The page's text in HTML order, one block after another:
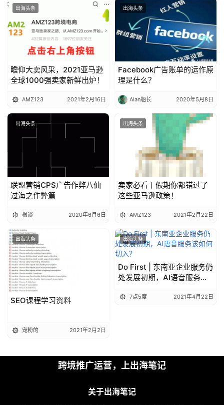
出海头条
瞻仰大卖风采，2021亚马逊
全球1000强卖家新鲜出炉！
AMZ123 2021年2月16日
出海头条
Facebook广告账单的运作原
理是什么？
Alan船长 2020年5月8日
出海头条
联盟营销CPS广告作弊八仙
过海之作弊篇
根谈 2020年6月6日
出海头条
卖家必看丨假期你都错过了
这些亚马逊政策！
AMZ123 2021年2月22日
出海头条
SEO课程学习资料
宠粉的 2021年2月2日
出海头条
Do First | 东南亚企业服务仍
处发展初期，AI语音服务该
7点5度 2021年4月22日
跨境推广运营，上出海笔记
关于出海笔记